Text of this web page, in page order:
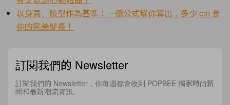
以身高、臉型作為基準：一個公式幫你算出，多少 cm 是
你的完美髮長！
訂閱我們的 Newsletter
訂閱我們的 Newsletter，你每週都會收到 POPBEE 獨家時尚新
聞和最新潮流資訊。